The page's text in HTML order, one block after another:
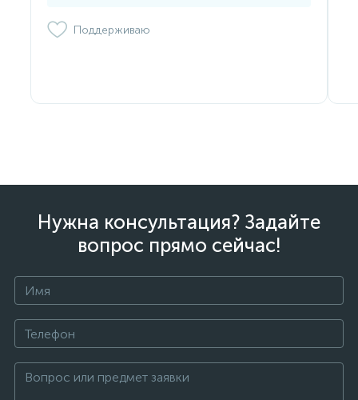
Поддерживаю
Нужна консультация? Задайте
вопрос прямо сейчас!